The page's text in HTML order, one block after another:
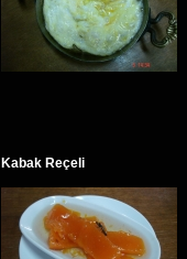
Kabak Reçeli